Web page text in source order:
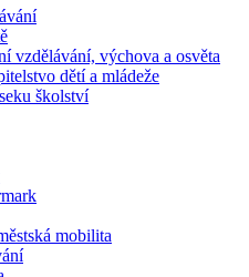
vzdělávání, výchova a osvěta
dětí a mládeže
školství
mobilita